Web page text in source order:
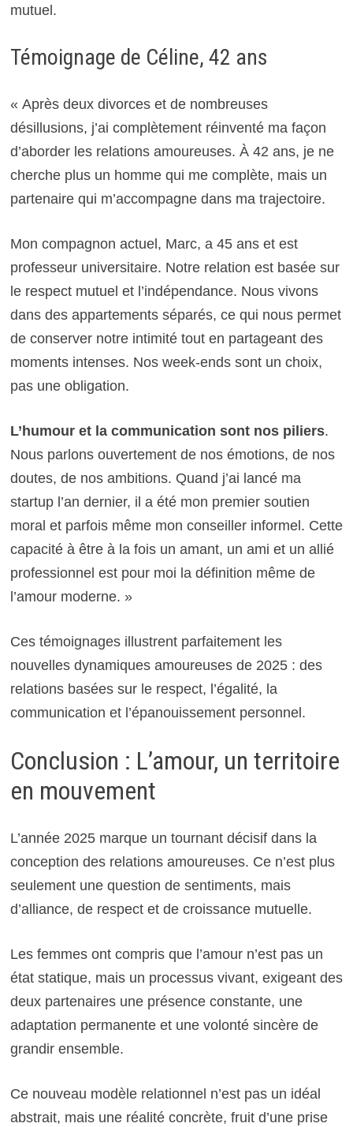
mutuel.
Témoignage de Céline, 42 ans
« Après deux divorces et de nombreuses
désillusions, j’ai complètement réinventé ma façon
d’aborder les relations amoureuses. À 42 ans, je ne
cherche plus un homme qui me complète, mais un
partenaire qui m’accompagne dans ma trajectoire.
Mon compagnon actuel, Marc, a 45 ans et est
professeur universitaire. Notre relation est basée sur
le respect mutuel et l’indépendance. Nous vivons
dans des appartements séparés, ce qui nous permet
de conserver notre intimité tout en partageant des
moments intenses. Nos week-ends sont un choix,
pas une obligation.
L’humour et la communication sont nos piliers.
Nous parlons ouvertement de nos émotions, de nos
doutes, de nos ambitions. Quand j’ai lancé ma
startup l’an dernier, il a été mon premier soutien
moral et parfois même mon conseiller informel. Cette
capacité à être à la fois un amant, un ami et un allié
professionnel est pour moi la définition même de
l’amour moderne. »
Ces témoignages illustrent parfaitement les
nouvelles dynamiques amoureuses de 2025 : des
relations basées sur le respect, l’égalité, la
communication et l’épanouissement personnel.
Conclusion : L’amour, un territoire
en mouvement
L’année 2025 marque un tournant décisif dans la
conception des relations amoureuses. Ce n’est plus
seulement une question de sentiments, mais
d’alliance, de respect et de croissance mutuelle.
Les femmes ont compris que l’amour n’est pas un
état statique, mais un processus vivant, exigeant des
deux partenaires une présence constante, une
adaptation permanente et une volonté sincère de
grandir ensemble.
Ce nouveau modèle relationnel n’est pas un idéal
abstrait, mais une réalité concrète, fruit d’une prise